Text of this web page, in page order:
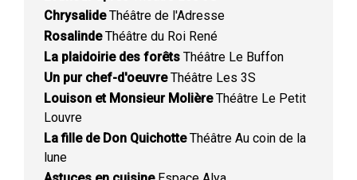
ChrysalideThéâtre de l'Adresse
RosalindeThéâtre du Roi René
La plaidoirie des forêts Théâtre Le Buffon
Un pur chef-d'oeuvreThéâtre Les 3S
Louison et Monsieur MolièreThéâtre Le Petit
Louvre
La fille de Don QuichotteThéâtre Au coin de la
lune